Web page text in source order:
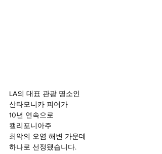
LA의 대표 관광 명소인
산타모니카 피어가
10년 연속으로
캘리포니아주
최악의 오염 해변 가운데
하나로 선정됐습니다.